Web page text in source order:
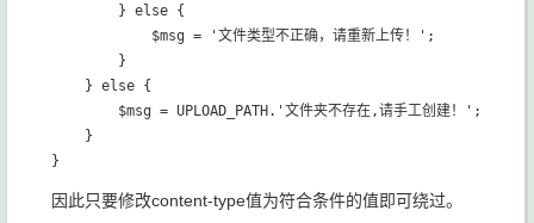
        } else {
            $msg = '文件类型不正确，请重新上传！';
        }
    } else {
        $msg = UPLOAD_PATH.'文件夹不存在,请手工创建！';
    }
因此只要修改content-type值为符合条件的值即可绕过。